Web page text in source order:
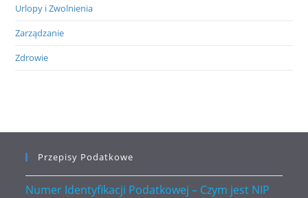
Urlopy i Zwolnienia
Zarządzanie
Zdrowie
Przepisy Podatkowe
Numer Identyfikacji Podatkowej – Czym jest NIP